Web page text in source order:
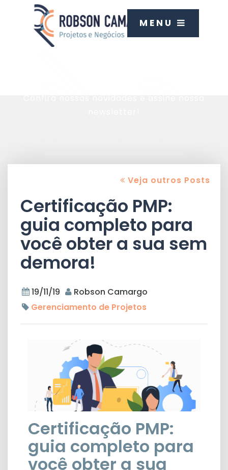
MENU
Veja outros Posts
Certificação PMP:
guia completo para
você obter a sua sem
demora!
19/11/19
Robson Camargo
Gerenciamento de Projetos
Certificação PMP:
guia completo para
você obter a sua